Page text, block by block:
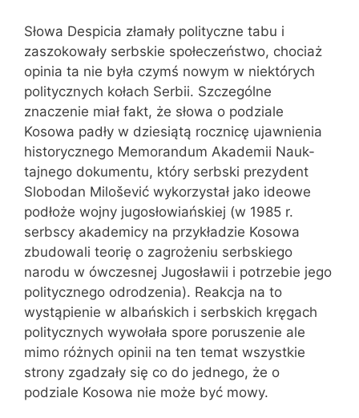
Słowa Despicia złamały polityczne tabu i
zaszokowały serbskie społeczeństwo, chociaż
opinia ta nie była czymś nowym w niektórych
politycznych kołach Serbii. Szczególne
znaczenie miał fakt, że słowa o podziale
Kosowa padły w dziesiątą rocznicę ujawnienia
historycznego Memorandum Akademii Nauk-
tajnego dokumentu, który serbski prezydent
Slobodan Milošević wykorzystał jako ideowe
podłoże wojny jugosłowiańskiej (w 1985 r.
serbscy akademicy na przykładzie Kosowa
zbudowali teorię o zagrożeniu serbskiego
narodu w ówczesnej Jugosławii i potrzebie jego
politycznego odrodzenia). Reakcja na to
wystąpienie w albańskich i serbskich kręgach
politycznych wywołała spore poruszenie ale
mimo różnych opinii na ten temat wszystkie
strony zgadzały się co do jednego, że o
podziale Kosowa nie może być mowy.